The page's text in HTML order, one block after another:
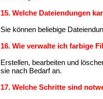
15. Welche Dateiendungen
Sie können beliebige
16. Wie verwalte ich farbige
Erstellen, bearbeiten und
sie nach Bedarf an.
17. Welche Schritte sind